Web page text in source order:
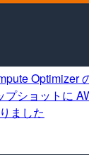
Optimizer
プショットに
ました